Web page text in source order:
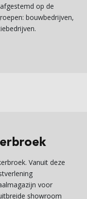
op de
bouwbedrijven,
Vanuit deze
voor
showroom